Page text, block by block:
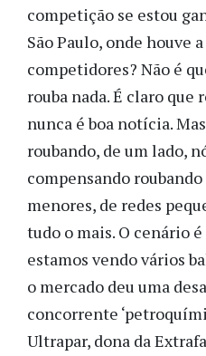
competição se estou
São Paulo, onde houve
competidores? Não é
rouba nada. É claro que
nunca é boa notícia.
roubando, de um lado,
compensando
menores, de redes
tudo o mais. O cenário
estamos vendo vários
o mercado deu uma
concorrente
Ultrapar, dona da